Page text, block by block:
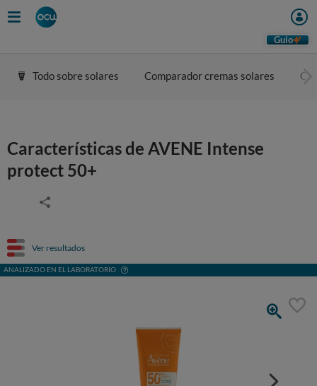
Guio
Todo sobre solares Comparador cremas solares
Características de AVENE Intense
protect 50+
Ver resultados
ANALIZADO EN EL LABORATORIO